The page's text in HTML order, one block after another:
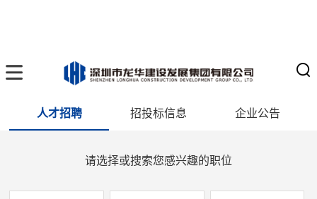
人才招聘 招投标信息 企业公告
请选择或搜索您感兴趣的职位